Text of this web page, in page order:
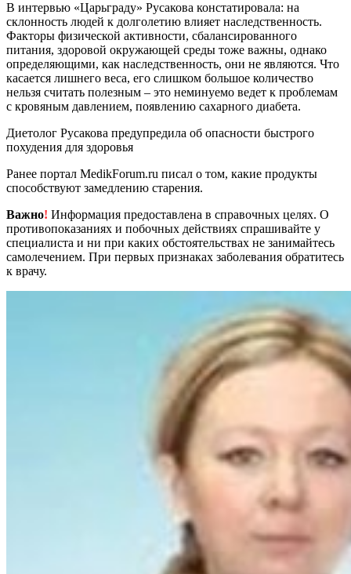
В интервью «Царьграду» Русакова констатировала: на
склонность людей к долголетию влияет наследственность.
Факторы физической активности, сбалансированного
питания, здоровой окружающей среды тоже важны, однако
определяющими, как наследственность, они не являются. Что
касается лишнего веса, его слишком большое количество
нельзя считать полезным – это неминуемо ведет к проблемам
с кровяным давлением, появлению сахарного диабета.
Диетолог Русакова предупредила об опасности быстрого
похудения для здоровья
Ранее портал MedikForum.ru писал о том, какие продукты
способствуют замедлению старения.
Важно! Информация предоставлена в справочных целях. О
противопоказаниях и побочных действиях спрашивайте у
специалиста и ни при каких обстоятельствах не занимайтесь
самолечением. При первых признаках заболевания обратитесь
к врачу.